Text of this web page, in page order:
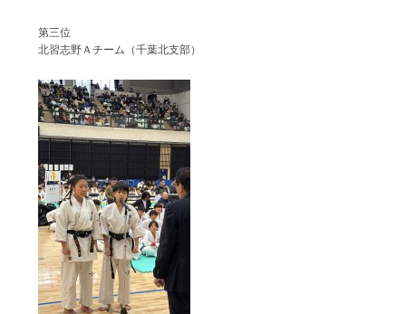
第三位
北習志野Ａチーム（千葉北支部）